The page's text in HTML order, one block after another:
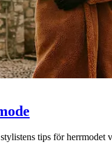
tips för herrmodet